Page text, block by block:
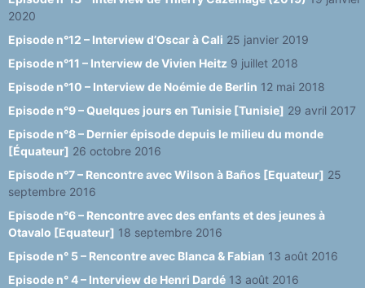
2020
Episode n°12 – Interview d’Oscar à Cali 25 janvier 2019
Episode n°11 – Interview de Vivien Heitz 9 juillet 2018
Episode n°10 – Interview de Noémie de Berlin 12 mai 2018
Episode n°9 – Quelques jours en Tunisie [Tunisie] 29 avril 2017
Episode n°8 – Dernier épisode depuis le milieu du monde
[Équateur] 26 octobre 2016
Episode n°7 – Rencontre avec Wilson à Baños [Equateur] 25
septembre 2016
Episode n°6 – Rencontre avec des enfants et des jeunes à
Otavalo [Equateur] 18 septembre 2016
Episode n° 5 – Rencontre avec Blanca & Fabian 13 août 2016
Episode n° 4 – Interview de Henri Dardé 13 août 2016